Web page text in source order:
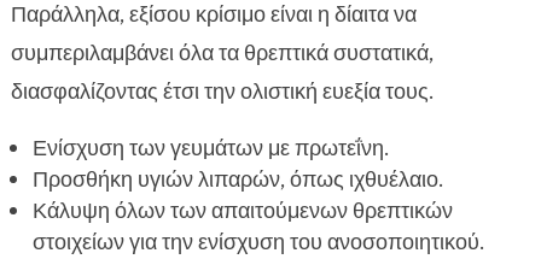
Παράλληλα, εξίσου κρίσιμο είναι η δίαιτα να
συμπεριλαμβάνει όλα τα θρεπτικά συστατικά,
διασφαλίζοντας έτσι την ολιστική ευεξία τους.
Ενίσχυση των γευμάτων με πρωτεΐνη.
Προσθήκη υγιών λιπαρών, όπως ιχθυέλαιο.
Κάλυψη όλων των απαιτούμενων θρεπτικών
στοιχείων για την ενίσχυση του ανοσοποιητικού.